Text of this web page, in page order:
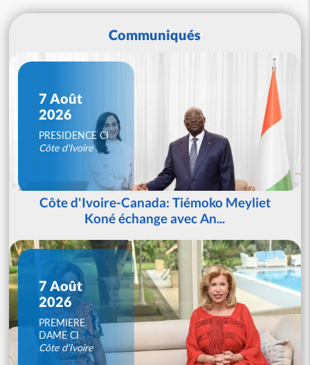
Communiqués
7 Août
2026
PRESIDENCE CI
Côte d'Ivoire
Côte d'Ivoire-Canada: Tiémoko Meyliet
Koné échange avec An...
7 Août
2026
PREMIERE
DAME CI
Côte d'Ivoire